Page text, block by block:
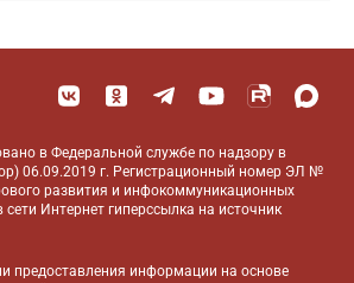
в Федеральной службе по надзору в
06.09.2019 г. Регистрационный номер ЭЛ №
развития и инфокоммуникационных
Интернет гиперссылка на источник
предоставления информации на основе